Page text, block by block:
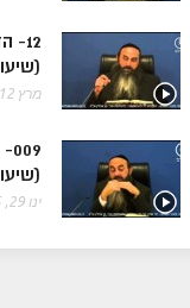
ספר הזוהר נח מתחילים
ספר הזוהר נח מתקדמים
ספר הזוהר לך לך מתקדמים
ספר הזוהר וירא מתחילים
מרץ 12, 2015
ינו 29, 2015